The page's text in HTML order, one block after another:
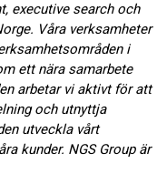
executive search och
Våra verksamheter
i
ett nära samarbete
arbetar vi aktivt för att
och utnyttja
utveckla vårt
kunder. NGS Group är